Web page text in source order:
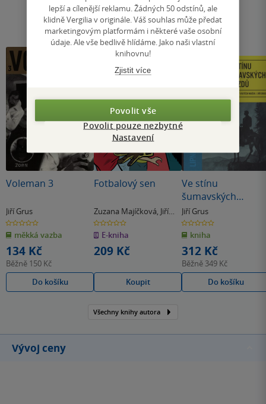
Voleman 3
Jiří Grus
0.0
z
5
hvězdiček
měkká vazba
134 Kč
Běžně 150 Kč
Do košíku
Fotbalový sen
Zuzana Majíčková, Jiří
Grus
0.0
z
5
hvězdiček
E-kniha
209 Kč
Koupit
Ve stínu
šumavských
hvozdů
Jiří Grus
0.0
z
5
hvězdiček
kniha
312 Kč
Běžně 349 Kč
Do košíku
Všechny knihy autora
Vývoj ceny
lepší a cílenější reklamu. Žádných 50 odstínů, ale
klidně Vergilia v originále. Váš souhlas může předat
marketingovým platformám i některé vaše osobní
údaje. Ale vše bedlivě hlídáme. Jako naši vlastní
knihovnu!
Zjistit více
Povolit vše
Povolit pouze nezbytné
Nastavení